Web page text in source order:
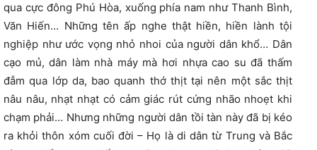
qua cực đông Phú Hòa, xuống phía nam như Thanh Bình,
Văn Hiến… Những tên ấp nghe thật hiền, hiền lành tội
nghiệp như ước vọng nhỏ nhoi của người dân khổ… Dân
cạo mủ, dân làm nhà máy mà hơi nhựa cao su đã thấm
đẫm qua lớp da, bao quanh thớ thịt tại nên một sắc thịt
nâu nâu, nhạt nhạt có cảm giác rút cứng nhão nhoẹt khi
chạm phải… Nhưng những người dân tồi tàn này đã bị kéo
ra khỏi thôn xóm cuối đời – Họ là di dân từ Trung và Bắc